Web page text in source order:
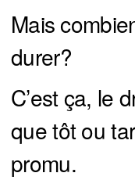
Mais
durer?
C’est ça, le
que tôt ou
promu.